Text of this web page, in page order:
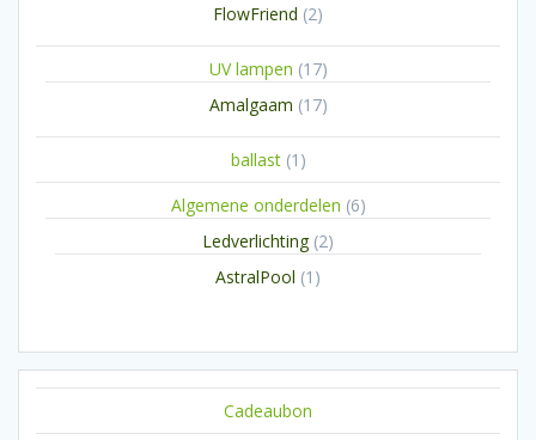
FlowFriend 22
UV lampen 1717
Amalgaam 1717
ballast 1 1
product
Algemene onderdelen 66
Ledverlichting 22
AstralPool 1 1
Cadeaubon